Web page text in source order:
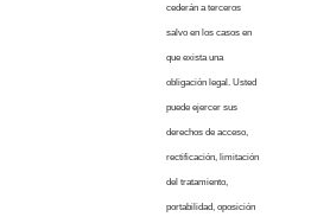
cederán a terceros
salvo en los casos en
que exista una
obligación legal. Usted
puede ejercer sus
derechos de acceso,
rectificación, limitación
del tratamiento,
portabilidad, oposición